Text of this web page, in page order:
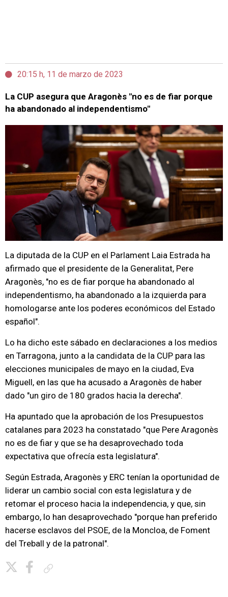
20:15 h, 11 de marzo de 2023
La CUP asegura que Aragonès "no es de fiar porque
ha abandonado al independentismo"
La diputada de la CUP en el Parlament Laia Estrada ha
afirmado que el presidente de la Generalitat, Pere
Aragonès, "no es de fiar porque ha abandonado al
independentismo, ha abandonado a la izquierda para
homologarse ante los poderes económicos del Estado
español".
Lo ha dicho este sábado en declaraciones a los medios
en Tarragona, junto a la candidata de la CUP para las
elecciones municipales de mayo en la ciudad, Eva
Miguell, en las que ha acusado a Aragonès de haber
dado "un giro de 180 grados hacia la derecha".
Ha apuntado que la aprobación de los Presupuestos
catalanes para 2023 ha constatado "que Pere Aragonès
no es de fiar y que se ha desaprovechado toda
expectativa que ofrecía esta legislatura".
Según Estrada, Aragonès y ERC tenían la oportunidad de
liderar un cambio social con esta legislatura y de
retomar el proceso hacia la independencia, y que, sin
embargo, lo han desaprovechado "porque han preferido
hacerse esclavos del PSOE, de la Moncloa, de Foment
del Treball y de la patronal".